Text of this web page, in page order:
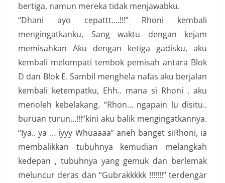
bertiga, namun mereka tidak menjawabku.
“Dhani ayo cepattt….!!!” Rhoni kembali
mengingatkanku, Sang waktu dengan kejam
memisahkan Aku dengan ketiga gadisku, aku
kembali melompati tembok pemisah antara Blok
D dan Blok E. Sambil menghela nafas aku berjalan
kembali ketempatku, Ehh.. mana si Rhoni , aku
menoleh kebelakang. “Rhon… ngapain lu disitu..
buruan turun…!!!”kini aku balik mengingatkannya.
“Iya.. ya … iyyy Whuaaaa” aneh banget siRhoni, ia
membalikkan tubuhnya kemudian melangkah
kedepan , tubuhnya yang gemuk dan berlemak
meluncur deras dan “Gubrakkkkk !!!!!!!” terdengar